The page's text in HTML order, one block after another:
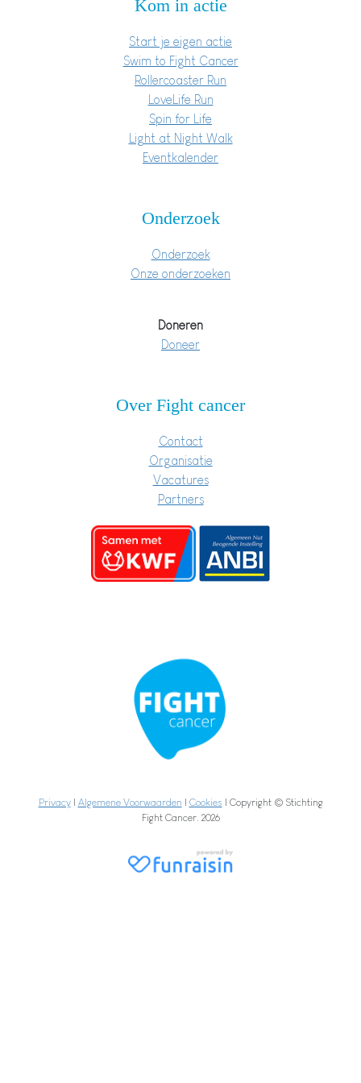
Kom in actie
Start je eigen actie
Swim to Fight Cancer
Rollercoaster Run
LoveLife Run
Spin for Life
Light at Night Walk
Eventkalender
Onderzoek
Onderzoek
Onze onderzoeken
Doneren
Doneer
Over Fight cancer
Contact
Organisatie
Vacatures
Partners
Privacy| Algemene Voorwaarden | Cookies | Copyright © Stichting
Fight Cancer. 2026